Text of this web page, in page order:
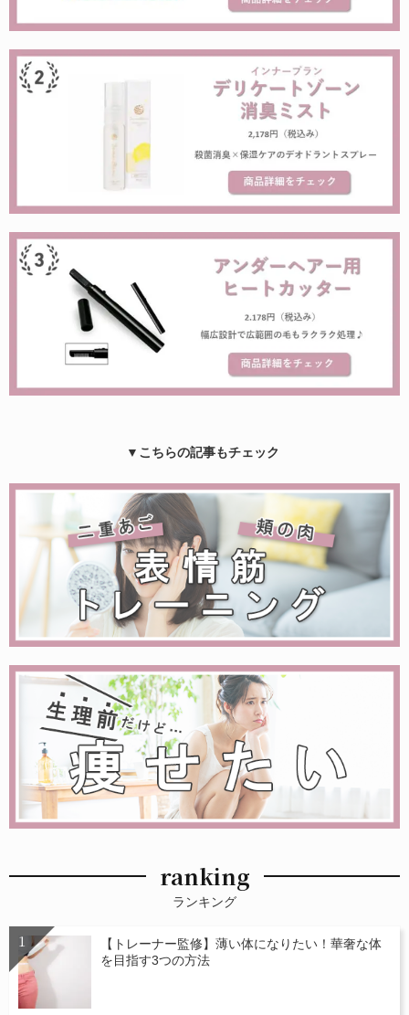
▼こちらの記事もチェック
ranking
ランキング
【トレーナー監修】薄い体になりたい！華奢な体
を目指す3つの方法